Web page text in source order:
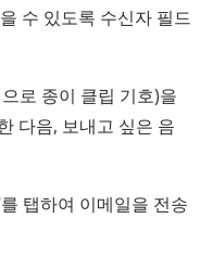
수 있도록 수신자 필드
로 종이 클립 기호)을
다음, 보내고 싶은 음
탭하여 이메일을 전송